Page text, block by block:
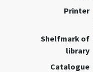
Printer
Shelfmark of
library
Catalogue